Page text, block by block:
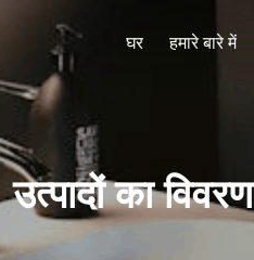
घर हमारे बारे में
उत्पादों का विवरण